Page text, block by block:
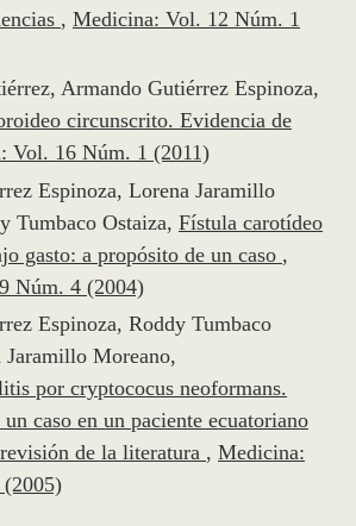
, Medicina: Vol. 12 Núm. 1
Armando Gutiérrez Espinoza,
circunscrito. Evidencia de
Vol. 16 Núm. 1 (2011)
Espinoza, Lorena Jaramillo
Tumbaco Ostaiza, Fístula carotídeo
gasto: a propósito de un caso ,
Núm. 4 (2004)
Espinoza, Roddy Tumbaco
Jaramillo Moreano,
por cryptococus neoformans.
caso en un paciente ecuatoriano
de la literatura , Medicina: